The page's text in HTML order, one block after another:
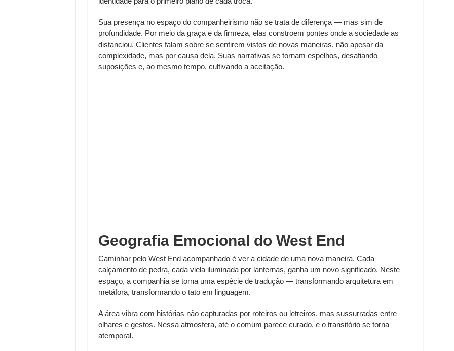
Sua presença no espaço do companheirismo não se trata de diferença — mas sim de
profundidade. Por meio da graça e da firmeza, elas constroem pontes onde a sociedade as
distanciou. Clientes falam sobre se sentirem vistos de novas maneiras, não apesar da
complexidade, mas por causa dela. Suas narrativas se tornam espelhos, desafiando
suposições e, ao mesmo tempo, cultivando a aceitação.
Geografia Emocional do West End
Caminhar pelo West End acompanhado é ver a cidade de uma nova maneira. Cada
calçamento de pedra, cada viela iluminada por lanternas, ganha um novo significado. Neste
espaço, a companhia se torna uma espécie de tradução — transformando arquitetura em
metáfora, transformando o tato em linguagem.
A área vibra com histórias não capturadas por roteiros ou letreiros, mas sussurradas entre
olhares e gestos. Nessa atmosfera, até o comum parece curado, e o transitório se torna
atemporal.